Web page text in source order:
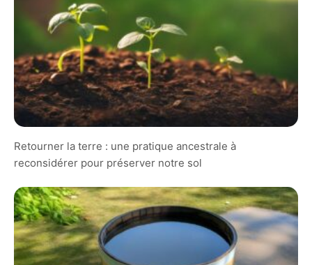
Retourner la terre : une pratique ancestrale à
reconsidérer pour préserver notre sol